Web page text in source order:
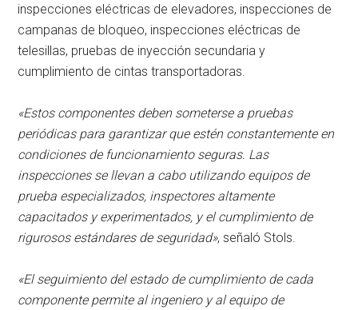
inspecciones eléctricas de elevadores, inspecciones de
campanas de bloqueo, inspecciones eléctricas de
telesillas, pruebas de inyección secundaria y
cumplimiento de cintas transportadoras.
«Estos componentes deben someterse a pruebas
periódicas para garantizar que estén constantemente en
condiciones de funcionamiento seguras. Las
inspecciones se llevan a cabo utilizando equipos de
prueba especializados, inspectores altamente
capacitados y experimentados, y el cumplimiento de
rigurosos estándares de seguridad», señaló Stols.
«El seguimiento del estado de cumplimiento de cada
componente permite al ingeniero y al equipo de